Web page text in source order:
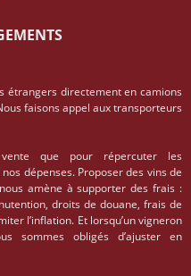
étrangers directement en camions
faisons appel aux transporteurs
que pour répercuter les
dépenses. Proposer des vins de
amène à supporter des frais :
droits de douane, frais de
l’inflation. Et lorsqu’un vigneron
sommes obligés d’ajuster en